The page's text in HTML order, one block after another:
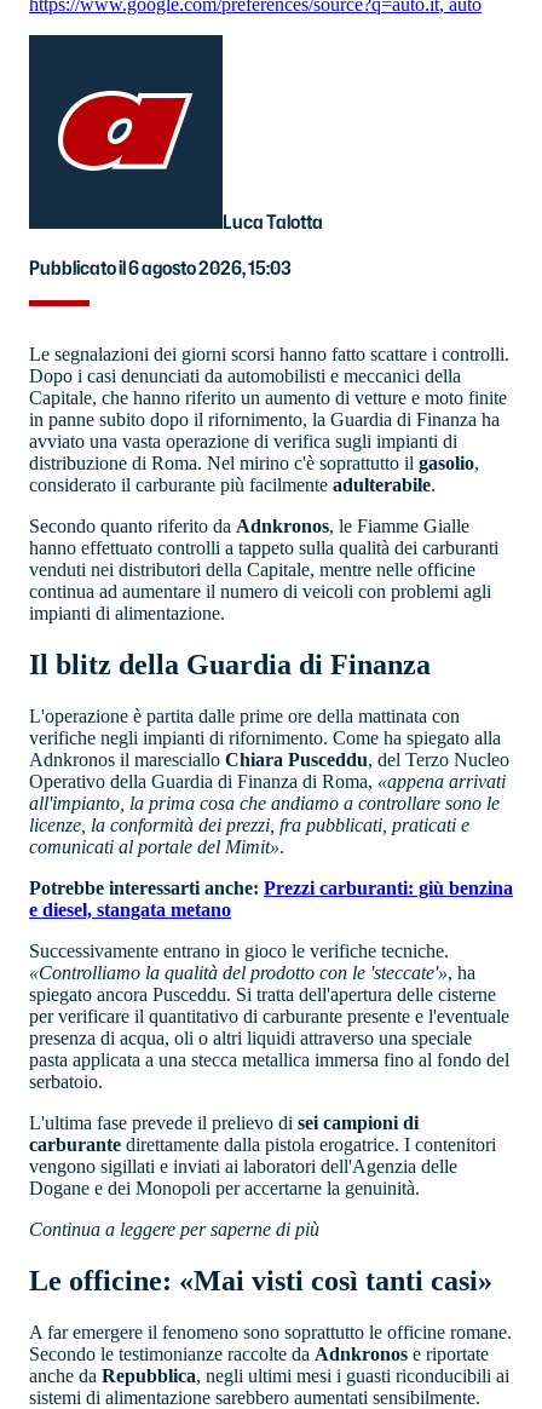
https://www.google.com/preferences/source?q=auto.it, auto
Luca Talotta
Pubblicato il 6 agosto 2026, 15:03
Le segnalazioni dei giorni scorsi hanno fatto scattare i controlli.
Dopo i casi denunciati da automobilisti e meccanici della
Capitale, che hanno riferito un aumento di vetture e moto finite
in panne subito dopo il rifornimento, la Guardia di Finanza ha
avviato una vasta operazione di verifica sugli impianti di
distribuzione di Roma. Nel mirino c'è soprattutto il gasolio,
considerato il carburante più facilmente adulterabile.
Secondo quanto riferito da Adnkronos, le Fiamme Gialle
hanno effettuato controlli a tappeto sulla qualità dei carburanti
venduti nei distributori della Capitale, mentre nelle officine
continua ad aumentare il numero di veicoli con problemi agli
impianti di alimentazione.
Il blitz della Guardia di Finanza
L'operazione è partita dalle prime ore della mattinata con
verifiche negli impianti di rifornimento. Come ha spiegato alla
Adnkronos il maresciallo Chiara Pusceddu, del Terzo Nucleo
Operativo della Guardia di Finanza di Roma, «appena arrivati
all'impianto, la prima cosa che andiamo a controllare sono le
licenze, la conformità dei prezzi, fra pubblicati, praticati e
comunicati al portale del Mimit».
Potrebbe interessarti anche: Prezzi carburanti: giù benzina
e diesel, stangata metano
Successivamente entrano in gioco le verifiche tecniche.
«Controlliamo la qualità del prodotto con le 'steccate'», ha
spiegato ancora Pusceddu. Si tratta dell'apertura delle cisterne
per verificare il quantitativo di carburante presente e l'eventuale
presenza di acqua, oli o altri liquidi attraverso una speciale
pasta applicata a una stecca metallica immersa fino al fondo del
serbatoio.
L'ultima fase prevede il prelievo di sei campioni di
carburante direttamente dalla pistola erogatrice. I contenitori
vengono sigillati e inviati ai laboratori dell'Agenzia delle
Dogane e dei Monopoli per accertarne la genuinità.
Continua a leggere per saperne di più
Le officine: «Mai visti così tanti casi»
A far emergere il fenomeno sono soprattutto le officine romane.
Secondo le testimonianze raccolte da Adnkronos e riportate
anche da Repubblica, negli ultimi mesi i guasti riconducibili ai
sistemi di alimentazione sarebbero aumentati sensibilmente.